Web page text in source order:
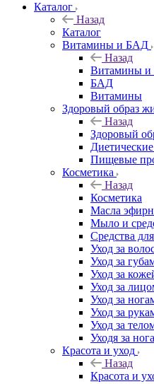
Каталог
Назад
Каталог
Витамины и БАД
Назад
Витамины
БАД
Витамины
Здоровый образ
Назад
Здоровый
Пищевые
Косметика
Назад
Косметика
Масла
Мыло и
Средства
Уход за
Уход за
Уход за
Уход за
Уход за
Уход за
Уход за
Уходя за
Красота и уход
Назад
Красота и